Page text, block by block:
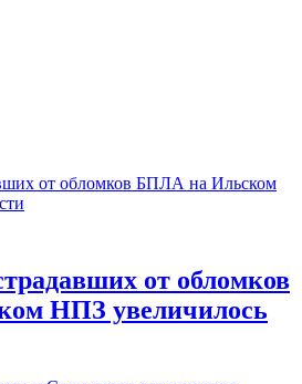
от обломков
НПЗ увеличилось